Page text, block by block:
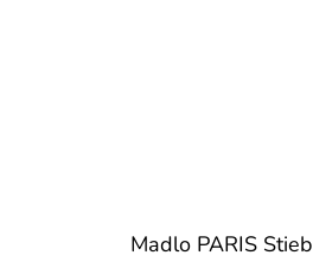
Madlo PARIS